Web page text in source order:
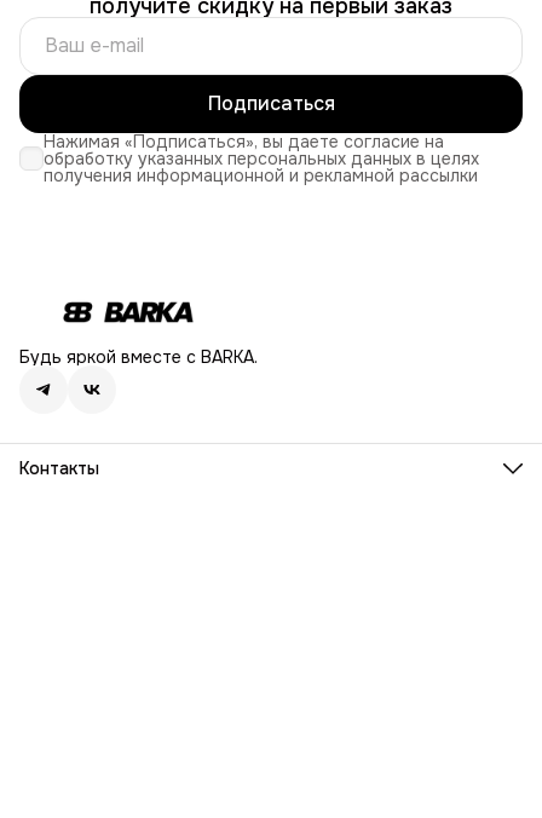
получите скидку на первый заказ
Подписаться
Нажимая «Подписаться», вы даете согласие на
обработку указанных персональных данных в целях
получения информационной и рекламной рассылки
Будь яркой вместе с BARKA.
Контакты